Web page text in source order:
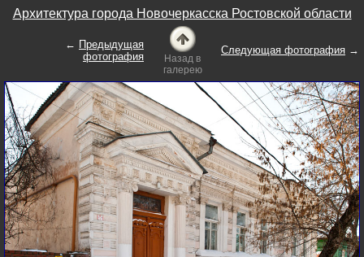
Архитектура города Новочеркасска Ростовской области
← Предыдущая
фотография
Назад в
галерею
Следующая фотография →